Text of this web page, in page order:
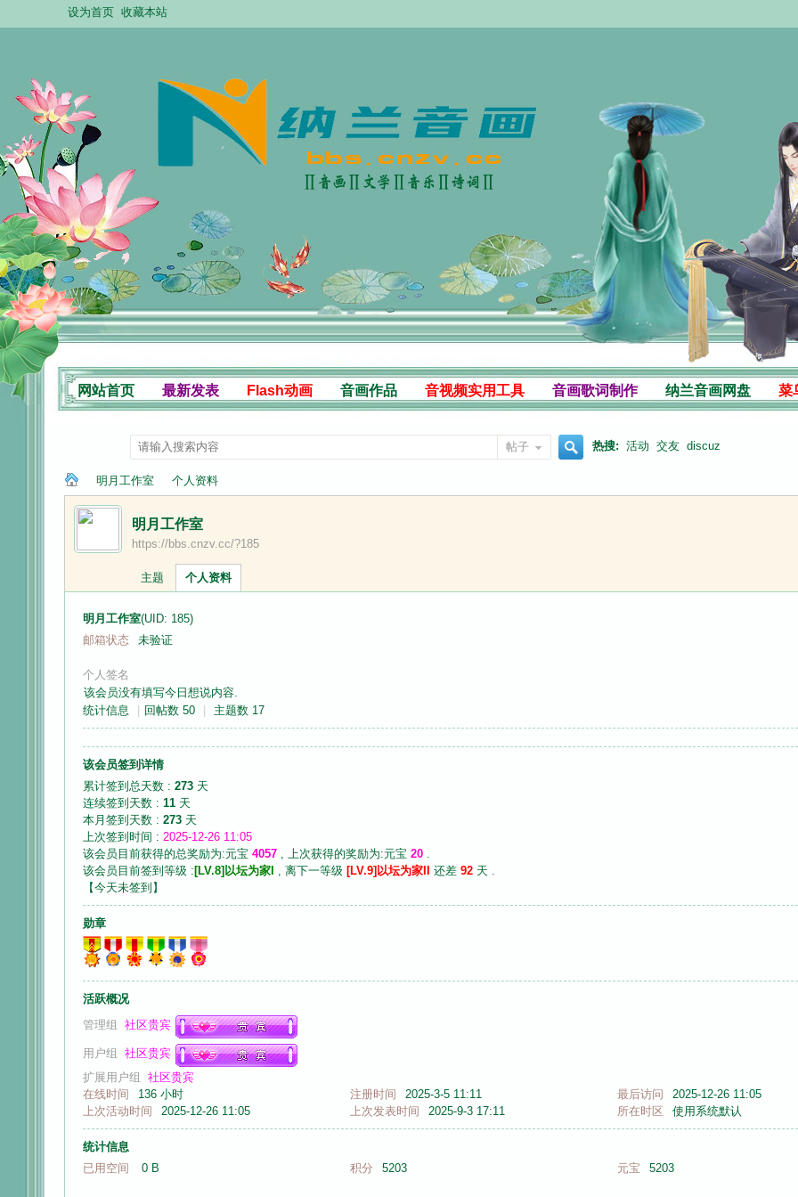
设为首页 收藏本站
网站首页 最新发表 Flash动画 音画作品 音视频实用工具 音画歌词制作 纳兰音画网盘 菜
帖子 热搜: 活动 交友 discuz
›
明月工作室 个人资料
明月工作室
https://bbs.cnzv.cc/?185
主题 个人资料
明月工作室(UID: 185)
邮箱状态
未验证
个人签名
该会员没有填写今日想说内容.
统计信息
回帖数 50 主题数 17
该会员签到详情
累计签到总天数 : 273 天
连续签到天数 : 11 天
本月签到天数 : 273 天
上次签到时间 : 2025-12-26 11:05
该会员目前获得的总奖励为:元宝 4057 , 上次获得的奖励为:元宝 20 .
该会员目前签到等级 : [LV.8]以坛为家I , 离下一等级 [LV.9]以坛为家II 还差 92 天 .
【今天未签到 】
勋章
活跃概况
管理组 社区贵宾
用户组 社区贵宾
扩展用户组 社区贵宾
在线时间
136 小时 注册时间 2025-3-5 11:11 最后访问
2025-12-26 11:05
上次活动时间
2025-12-26 11:05 上次发表时间 2025-9-3 17:11 所在时区 使用系统默认
统计信息
已用空间
0 B 积分 5203 元宝 5203